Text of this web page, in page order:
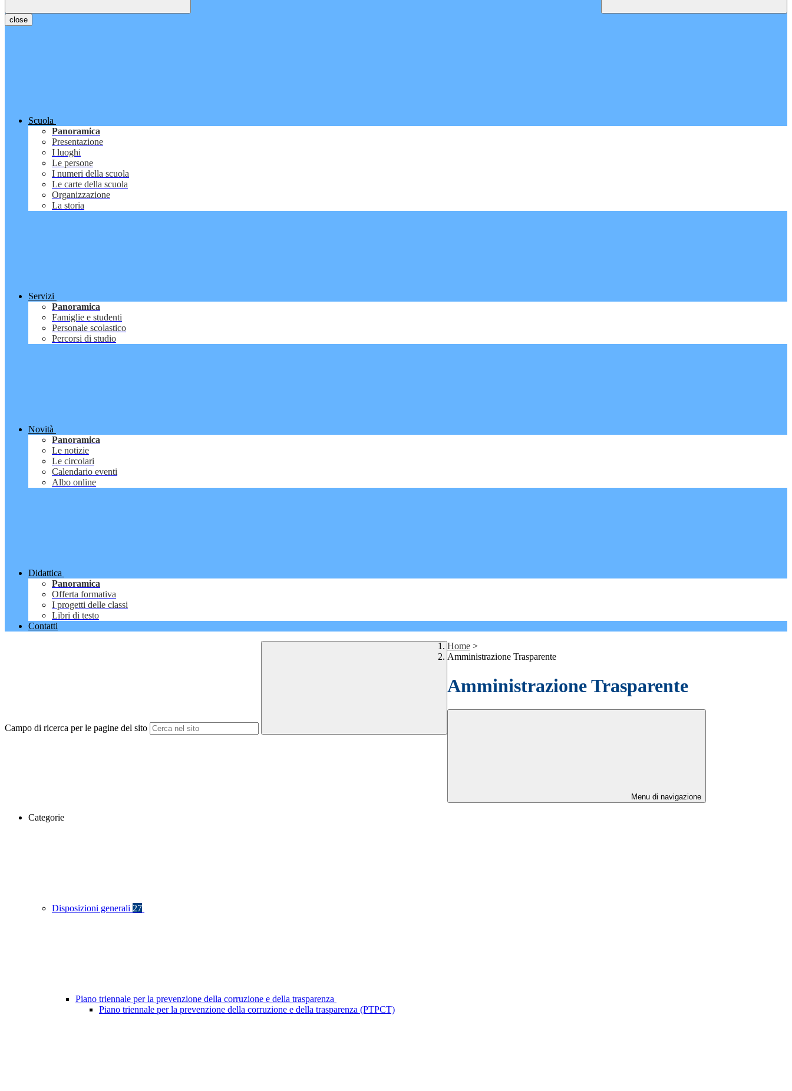
close
Scuola
Panoramica
Presentazione
I luoghi
Le persone
I numeri della scuola
Le carte della scuola
Organizzazione
La storia
Servizi
Panoramica
Famiglie e studenti
Personale scolastico
Percorsi di studio
Novità
Panoramica
Le notizie
Le circolari
Calendario eventi
Albo online
Didattica
Panoramica
Offerta formativa
I progetti delle classi
Libri di testo
Contatti
Campo di ricerca per le pagine del sito
Home >
Amministrazione Trasparente
Amministrazione Trasparente
Menu di navigazione
Categorie
Disposizioni generali 27
Piano triennale per la prevenzione della corruzione e della trasparenza
Piano triennale per la prevenzione della corruzione e della trasparenza (PTPCT)